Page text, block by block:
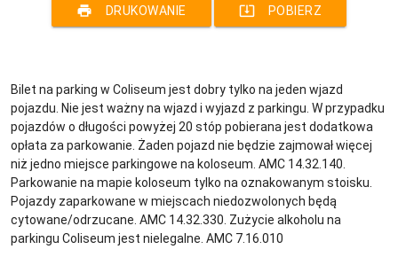
print DRUKOWANIE system_update_alt POBIERZ
Bilet na parking w Coliseum jest dobry tylko na jeden wjazd
pojazdu. Nie jest ważny na wjazd i wyjazd z parkingu. W przypadku
pojazdów o długości powyżej 20 stóp pobierana jest dodatkowa
opłata za parkowanie. Żaden pojazd nie będzie zajmował więcej
niż jedno miejsce parkingowe na koloseum. AMC 14.32.140.
Parkowanie na mapie koloseum tylko na oznakowanym stoisku.
Pojazdy zaparkowane w miejscach niedozwolonych będą
cytowane/odrzucane. AMC 14.32.330. Zużycie alkoholu na
parkingu Coliseum jest nielegalne. AMC 7.16.010